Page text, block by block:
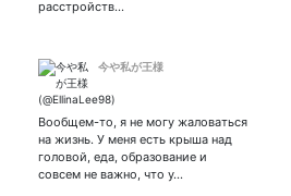
расстройств…
今や私が王様
Вообщем-то, я не могу жаловаться
на жизнь. У меня есть крыша над
головой, еда, образование и
совсем не важно, что у…